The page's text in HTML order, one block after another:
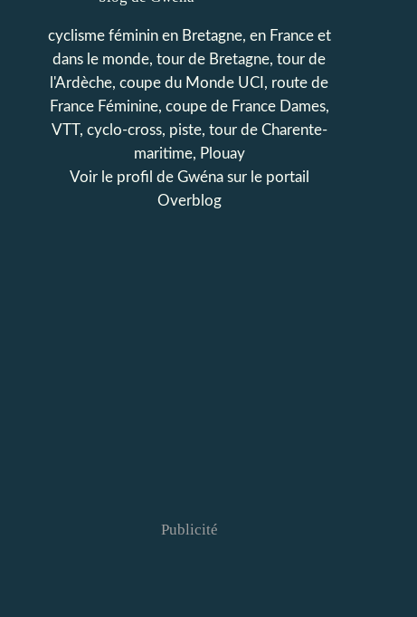
cyclisme féminin en Bretagne, en France et
dans le monde, tour de Bretagne, tour de
l'Ardèche, coupe du Monde UCI, route de
France Féminine, coupe de France Dames,
VTT, cyclo-cross, piste, tour de Charente-
maritime, Plouay
Voir le profil de Gwénasur le portail
Overblog
Publicité